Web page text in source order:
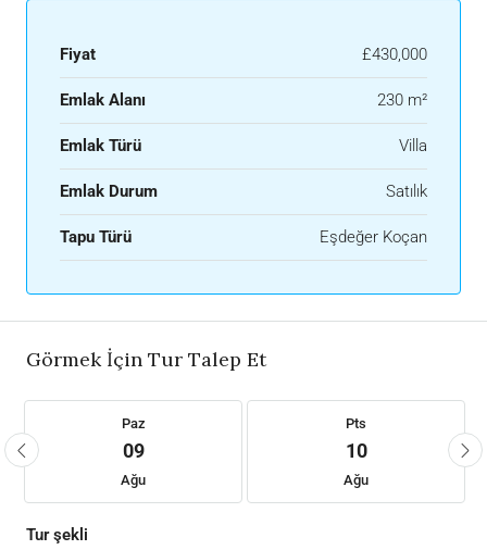
Fiyat £430,000
Emlak Alanı 230 m²
Emlak Türü Villa
Emlak Durum Satılık
Tapu Türü Eşdeğer Koçan
Görmek İçin Tur Talep Et
Paz
09
Ağu
Pts
10
Ağu
Tur şekli